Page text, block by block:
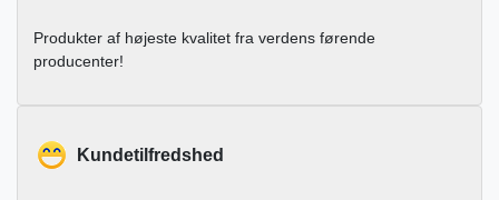
Produkter af højeste kvalitet fra verdens førende
producenter!
Kundetilfredshed